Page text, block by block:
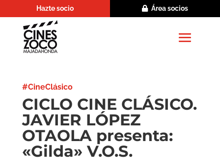
Hazte socio Área socios
#CineClásico
CICLO CINE CLÁSICO.
JAVIER LÓPEZ
OTAOLA presenta:
«Gilda» V.O.S.